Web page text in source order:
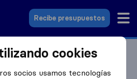
Recibe presupuestos
Torrevieja
Mudanzas Y
cookies
socios usamos tecnologías